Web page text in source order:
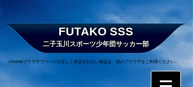
FUTAKO SSS
二子玉川スポーツ少年団サッカー部
chromeブラウザでページが正しく表示されない場合は、他のブラウザをご利用ください。